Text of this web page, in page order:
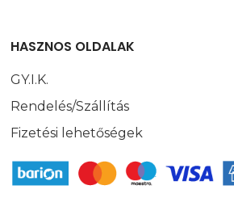
HASZNOS OLDALAK
GY.I.K.
Rendelés/Szállítás
Fizetési lehetőségek